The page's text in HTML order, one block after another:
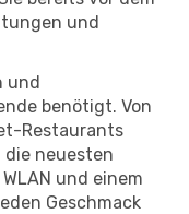
und
und
benötigt. Von
Restaurants
neuesten
und einem
Geschmack